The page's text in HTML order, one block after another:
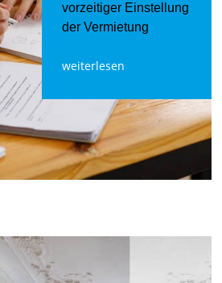
vorzeitiger Einstellung
der Vermietung
weiterlesen